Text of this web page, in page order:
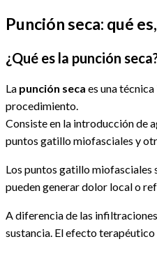
entrada:
entrada:
Punción seca: qué
¿Qué es la punción
La punción seca es una
procedimiento.
Consiste en la introducción de
puntos gatillo miofasciales y
Los puntos gatillo miofasciales
pueden generar dolor local o
A diferencia de las
sustancia. El efecto